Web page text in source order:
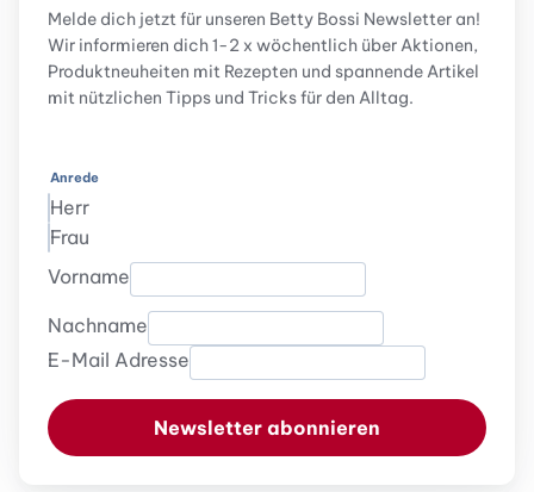
Melde dich jetzt für unseren Betty Bossi Newsletter an!
Wir informieren dich 1-2 x wöchentlich über Aktionen,
Produktneuheiten mit Rezepten und spannende Artikel
mit nützlichen Tipps und Tricks für den Alltag.
Anrede
Herr
Frau
Vorname
Nachname
E-Mail Adresse
Newsletter abonnieren